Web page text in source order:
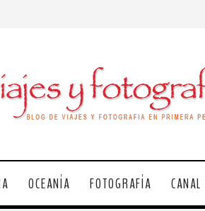
OCEANÍA FOTOGRAFÍA